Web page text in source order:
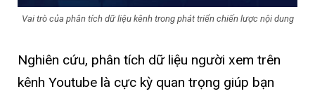
Vai trò của phân tích dữ liệu kênh trong phát triển chiến lược nội dung
Nghiên cứu, phân tích dữ liệu người xem trên
kênh Youtube là cực kỳ quan trọng giúp bạn